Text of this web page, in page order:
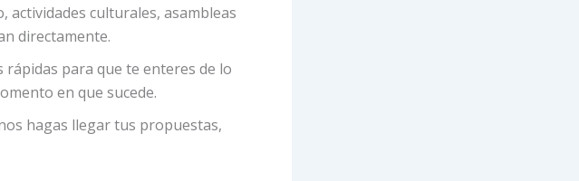
actividades culturales, asambleas
directamente.
rápidas para que te enteres de lo
en que sucede.
hagas llegar tus propuestas,